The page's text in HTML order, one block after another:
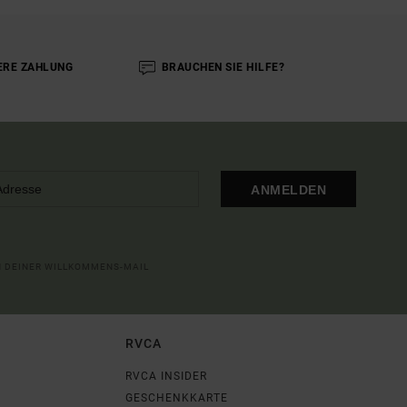
ZAHLUNG BRAUCHEN SIE HILFE?
ANMELDEN
RVCA
RVCA INSIDER
GESCHENKKARTE